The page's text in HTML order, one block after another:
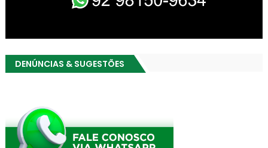
DENÚNCIAS & SUGESTÕES